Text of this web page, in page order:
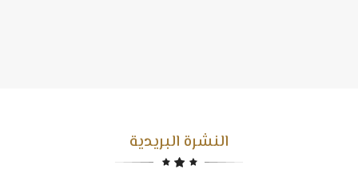
النشرة البريدية